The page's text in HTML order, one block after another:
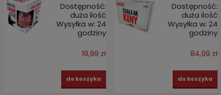
Dostępność:
duża ilość
Wysyłka w: 24
godziny
19,99 zł
do koszyka
Dostępność:
duża ilość
Wysyłka w: 24
godziny
84,99 zł
do koszyka